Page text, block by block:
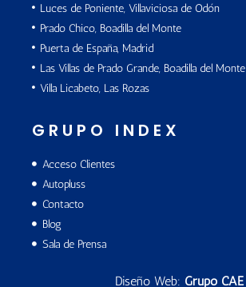
Luces de Poniente, Villaviciosa de Odón
Prado Chico, Boadilla del Monte
Puerta de España, Madrid
Las Villas de Prado Grande, Boadilla del Monte
Villa Licabeto, Las Rozas
GRUPO INDEX
Acceso Clientes
Autopluss
Contacto
Blog
Sala de Prensa
Diseño Web: Grupo CAE